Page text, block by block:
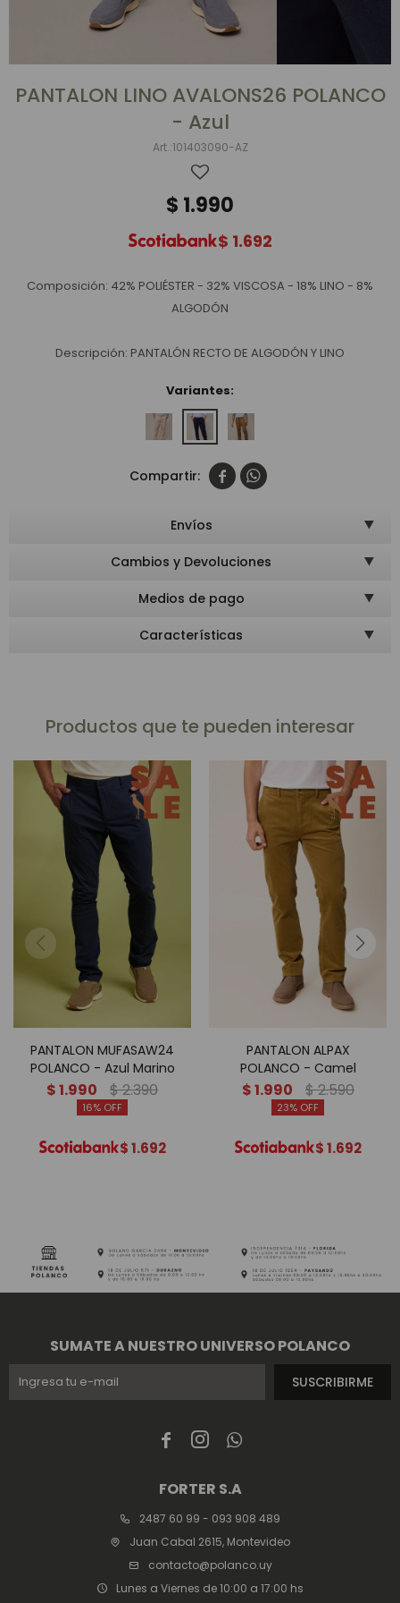
PANTALON LINO AVALONS26 POLANCO
- Azul
101403090-AZ
$ 1.990
$ 1.692
Composición: 42% POLIÉSTER - 32% VISCOSA - 18% LINO - 8%
ALGODÓN
Descripción: PANTALÓN RECTO DE ALGODÓN Y LINO
Variantes:
 
Envíos
Cambios y Devoluciones
Medios de pago
Características
Productos que te pueden interesar
PANTALON MUFASAW24
POLANCO - Azul Marino
$1.990 $2.390
16
$1.692
PANTALON ALPAX
POLANCO - Camel
$1.990 $2.590
23
$1.692
  
FORTER S.A
2487 60 99 - 093 908 489
Juan Cabal 2615, Montevideo
contacto@polanco.uy
Lunes a Viernes de 10:00 a 17:00 hs
SUMATE A NUESTRO UNIVERSO POLANCO
SUSCRIBIRME